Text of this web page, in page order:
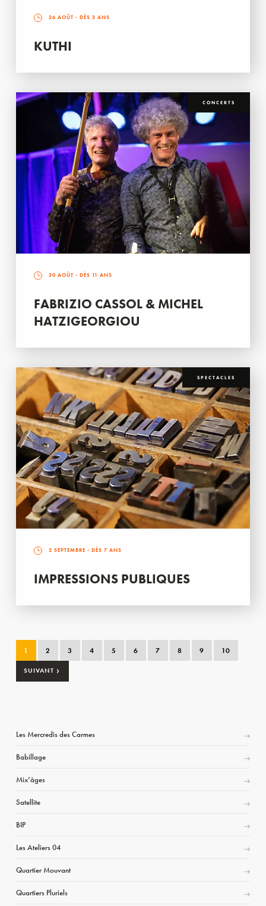
26 AOÛT - DÈS 3 ANS
KUTHI
CONCERTS
30 AOÛT - DÈS 11 ANS
FABRIZIO CASSOL & MICHEL
HATZIGEORGIOU
SPECTACLES
2 SEPTEMBRE - DÈS 7 ANS
IMPRESSIONS PUBLIQUES
1 2 3 4 5 6 7 8 9 10
SUIVANT ›
Les Mercredis des Carmes
Babillage
Mix’âges
Satellite
BIP
Les Ateliers 04
Quartier Mouvant
Quartiers Pluriels